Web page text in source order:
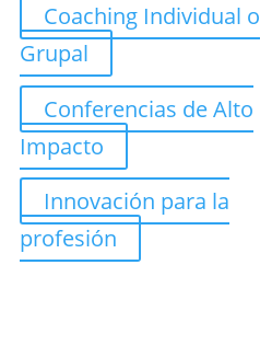
Coaching Individual o
Grupal
Conferencias de Alto
Impacto
Innovación para la
profesión